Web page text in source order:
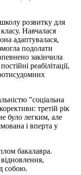
розвитку для
Навчалася
адаптувалася,
подолати
закінчила
реабілітації,
"соціальна
третій рік
було легким, але
і вперта у
бакалавра.
собою.